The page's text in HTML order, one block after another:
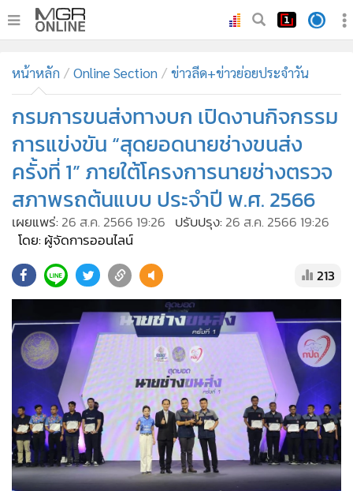
ทันเหตุการณ์
• ภาคใต้
Online Section
• บันเทิง
• ผู้จัดการรายวัน
• คอลัมนิสต์
• CbizReview
• Cyber BIZ
• ผู้จัดกวน
Good health & Well-being
Green Innovation & SD
Management & HR
• MGR Live
• Infographic
• การเมือง
หน้าหลัก Online Section ข่าวลีด+ข่าวย่อยประจำวัน
กรมการขนส่งทางบก เปิดงานกิจกรรม
การแข่งขัน “สุดยอดนายช่างขนส่ง
ครั้งที่ 1” ภายใต้โครงการนายช่างตรวจ
สภาพรถต้นแบบ ประจำปี พ.ศ. 2566
เผยแพร่: 26 ส.ค. 2566 19:26 ปรับปรุง: 26 ส.ค. 2566 19:26
โดย: ผู้จัดการออนไลน์
213